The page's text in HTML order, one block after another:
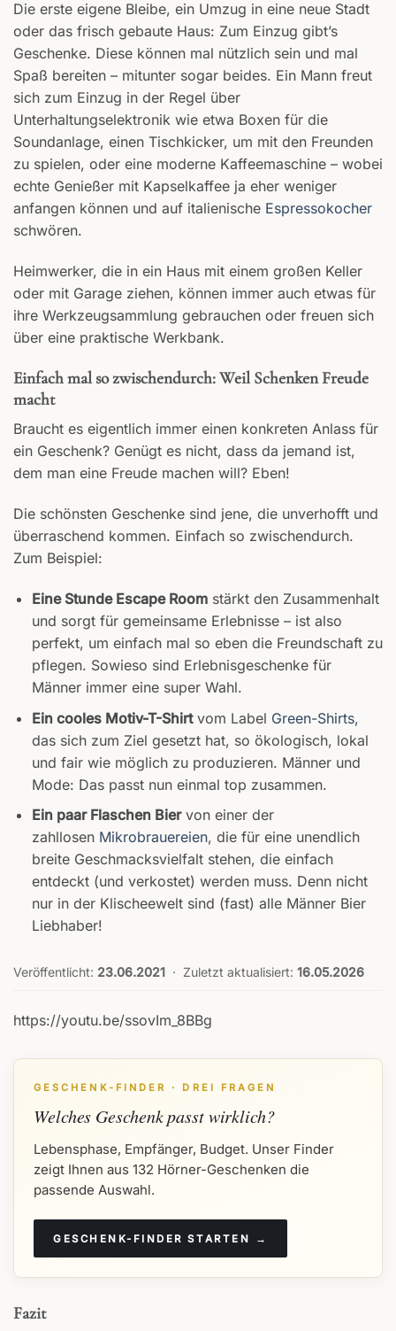
Die erste eigene Bleibe, ein Umzug in eine neue Stadt
oder das frisch gebaute Haus: Zum Einzug gibt’s
Geschenke. Diese können mal nützlich sein und mal
Spaß bereiten – mitunter sogar beides. Ein Mann freut
sich zum Einzug in der Regel über
Unterhaltungselektronik wie etwa Boxen für die
Soundanlage, einen Tischkicker, um mit den Freunden
zu spielen, oder eine moderne Kaffeemaschine – wobei
echte Genießer mit Kapselkaffee ja eher weniger
anfangen können und auf italienische Espressokocher
schwören.
Heimwerker, die in ein Haus mit einem großen Keller
oder mit Garage ziehen, können immer auch etwas für
ihre Werkzeugsammlung gebrauchen oder freuen sich
über eine praktische Werkbank.
Einfach mal so zwischendurch: Weil Schenken Freude
macht
Braucht es eigentlich immer einen konkreten Anlass für
ein Geschenk? Genügt es nicht, dass da jemand ist,
dem man eine Freude machen will? Eben!
Die schönsten Geschenke sind jene, die unverhofft und
überraschend kommen. Einfach so zwischendurch.
Zum Beispiel:
Eine Stunde Escape Roomstärkt den Zusammenhalt
und sorgt für gemeinsame Erlebnisse – ist also
perfekt, um einfach mal so eben die Freundschaft zu
pflegen. Sowieso sind Erlebnisgeschenke für
Männer immer eine super Wahl.
Ein cooles Motiv-T-Shirtvom Label Green-Shirts,
das sich zum Ziel gesetzt hat, so ökologisch, lokal
und fair wie möglich zu produzieren. Männer und
Mode: Das passt nun einmal top zusammen.
Ein paar Flaschen Biervon einer der
zahllosen Mikrobrauereien, die für eine unendlich
breite Geschmacksvielfalt stehen, die einfach
entdeckt (und verkostet) werden muss. Denn nicht
nur in der Klischeewelt sind (fast) alle Männer Bier
Liebhaber!
Veröffentlicht: 23.06.2021 · Zuletzt aktualisiert: 16.05.2026
https://youtu.be/ssovIm_8BBg
GESCHENK-FINDER · DREI FRAGEN
Welches Geschenk passt wirklich?
Lebensphase, Empfänger, Budget. Unser Finder
zeigt Ihnen aus 132 Hörner-Geschenken die
passende Auswahl.
GESCHENK-FINDER STARTEN →
Fazit